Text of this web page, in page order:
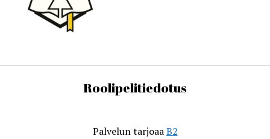
Roolipelitiedotus
Palvelun tarjoaaB2